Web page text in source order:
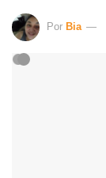
Por Bia